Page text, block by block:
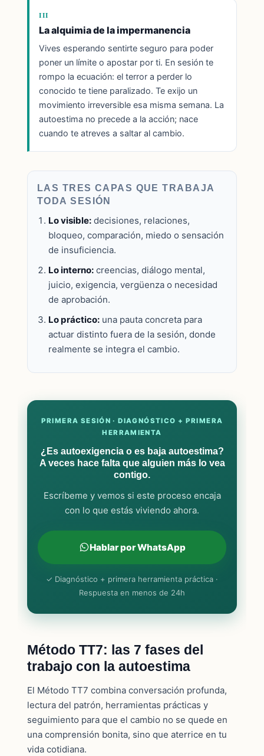
III
La alquimia de la impermanencia
Vives esperando sentirte seguro para poder
poner un límite o apostar por ti. En sesión te
rompo la ecuación: el terror a perder lo
conocido te tiene paralizado. Te exijo un
movimiento irreversible esa misma semana. La
autoestima no precede a la acción; nace
cuando te atreves a saltar al cambio.
LAS TRES CAPAS QUE TRABAJA
TODA SESIÓN
Lo visible: decisiones, relaciones,
bloqueo, comparación, miedo o sensación
de insuficiencia.
Lo interno: creencias, diálogo mental,
juicio, exigencia, vergüenza o necesidad
de aprobación.
Lo práctico: una pauta concreta para
actuar distinto fuera de la sesión, donde
realmente se integra el cambio.
PRIMERA SESIÓN · DIAGNÓSTICO + PRIMERA
HERRAMIENTA
¿Es autoexigencia o es baja autoestima?
A veces hace falta que alguien más lo vea
contigo.
Escríbeme y vemos si este proceso encaja
con lo que estás viviendo ahora.
Hablar por WhatsApp
✓ Diagnóstico + primera herramienta práctica ·
Respuesta en menos de 24h
Método TT7: las 7 fases del
trabajo con la autoestima
El Método TT7 combina conversación profunda,
lectura del patrón, herramientas prácticas y
seguimiento para que el cambio no se quede en
una comprensión bonita, sino que aterrice en tu
vida cotidiana.